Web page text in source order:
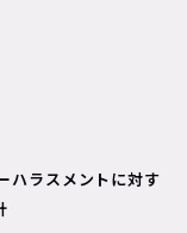
ハラスメントに対す